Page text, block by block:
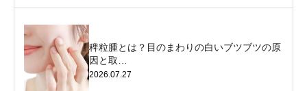
稗粒腫とは？目のまわりの白いブツブツの原
因と取…
2026.07.27